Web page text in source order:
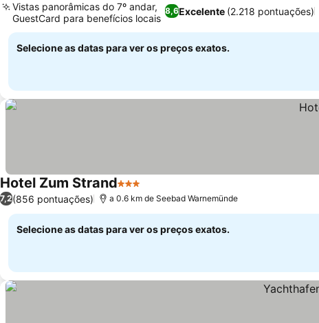
8,6Excelente (2.218 pontuações)
Vistas panorâmicas do 7º andar,
GuestCard para benefícios locais
Selecione as datas para ver os preços exatos.
Hotel Zum Strand3 Estrelas
7,2(856 pontuações) a 0.6 km de Seebad Warnemünde
Selecione as datas para ver os preços exatos.